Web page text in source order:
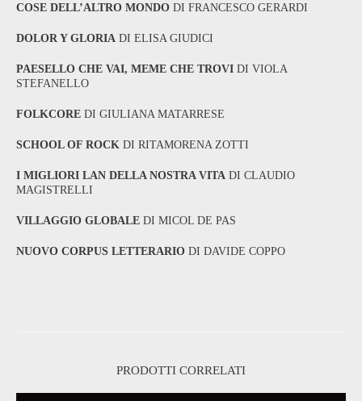
COSE DELL’ALTRO MONDO DI FRANCESCO GERARDI
DOLOR Y GLORIA DI ELISA GIUDICI
PAESELLO CHE VAI, MEME CHE TROVI DI VIOLA
STEFANELLO
FOLKCORE DI GIULIANA MATARRESE
SCHOOL OF ROCK DI RITAMORENA ZOTTI
I MIGLIORI LAN DELLA NOSTRA VITA DI CLAUDIO
MAGISTRELLI
VILLAGGIO GLOBALE DI MICOL DE PAS
NUOVO CORPUS LETTERARIO DI DAVIDE COPPO
PRODOTTI CORRELATI